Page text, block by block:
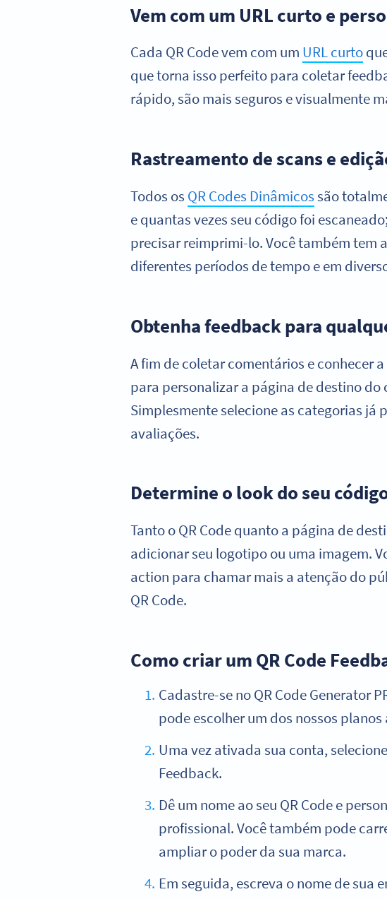
Vem com um URL curto e
Cada QR Code vem com um URL curto
que torna isso perfeito para coletar
rápido, são mais seguros e visualmente
Rastreamento de scans e
Todos os QR Codes Dinâmicossão
e quantas vezes seu código foi
precisar reimprimi-lo. Você também tem
diferentes períodos de tempo e em
Obtenha feedback para
A fim de coletar comentários e conhecer
para personalizar a página de destino
Simplesmente selecione as categorias já
avaliações.
Determine o look do seu
Tanto o QR Code quanto a página de
adicionar seu logotipo ou uma imagem.
action para chamar mais a atenção do
QR Code.
Como criar um QR Code
Cadastre-se no QR Code Generator
pode escolher um dos nossos
Uma vez ativada sua conta,
Feedback.
Dê um nome ao seu QR Code e
profissional. Você também pode
ampliar o poder da sua marca.
Em seguida, escreva o nome de